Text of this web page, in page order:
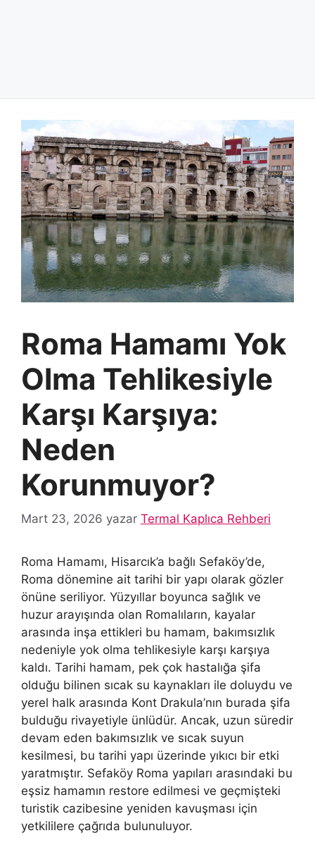
Roma Hamamı Yok
Olma Tehlikesiyle
Karşı Karşıya:
Neden
Korunmuyor?
Mart 23, 2026 yazar Termal Kaplıca Rehberi
Roma Hamamı, Hisarcık’a bağlı Sefaköy’de,
Roma dönemine ait tarihi bir yapı olarak gözler
önüne seriliyor. Yüzyıllar boyunca sağlık ve
huzur arayışında olan Romalıların, kayalar
arasında inşa ettikleri bu hamam, bakımsızlık
nedeniyle yok olma tehlikesiyle karşı karşıya
kaldı. Tarihi hamam, pek çok hastalığa şifa
olduğu bilinen sıcak su kaynakları ile doluydu ve
yerel halk arasında Kont Drakula’nın burada şifa
bulduğu rivayetiyle ünlüdür. Ancak, uzun süredir
devam eden bakımsızlık ve sıcak suyun
kesilmesi, bu tarihi yapı üzerinde yıkıcı bir etki
yaratmıştır. Sefaköy Roma yapıları arasındaki bu
eşsiz hamamın restore edilmesi ve geçmişteki
turistik cazibesine yeniden kavuşması için
yetkililere çağrıda bulunuluyor.